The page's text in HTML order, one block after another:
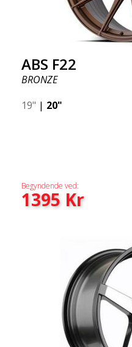
ABS F22
BRONZE
19" | 20"
Begyndende ved:
1395Kr